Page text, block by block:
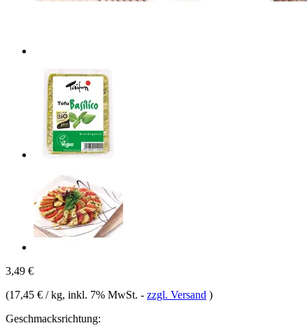
3,49 €
(17,45 € / kg, inkl. 7% MwSt. - zzgl. Versand )
Geschmacksrichtung: